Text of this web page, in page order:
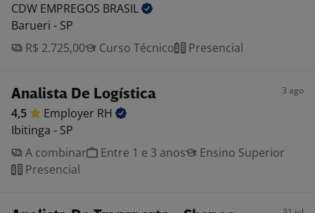
CDW EMPREGOS BRASIL
Barueri - SP
R$ 2.725,00
Curso Técnico Presencial
Analista De Logística 3 ago
4,5 Employer RH
Ibitinga - SP
A combinar
Entre 1 e 3 anos
Ensino Superior
Presencial